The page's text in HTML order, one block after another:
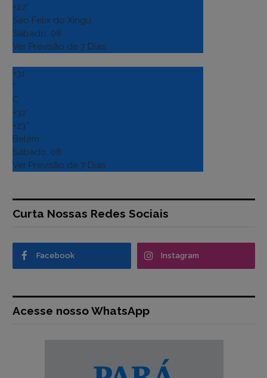
+22°
Sao Felix do Xingu
Sábado, 08
Ver Previsão de 7 Dias
+31
°
C
+32°
+23°
Belém
Sábado, 08
Ver Previsão de 7 Dias
Curta Nossas Redes Sociais
Facebook Instagram
Acesse nosso WhatsApp